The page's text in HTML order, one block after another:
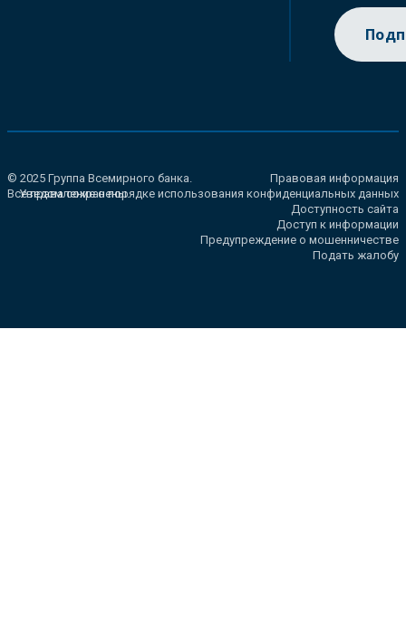
© 2025 Группа Всемирного банка.
Все права сохранены.
Правовая информация
Уведомление о порядке использования конфиденциальных данных
Доступность сайта
Доступ к информации
Предупреждение о мошенничестве
Подать жалобу